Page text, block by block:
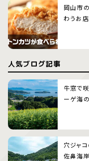
岡山市
わうお
人気ブログ記事
牛窓で
ーゲ海
穴ジャ
佐鼻海岸